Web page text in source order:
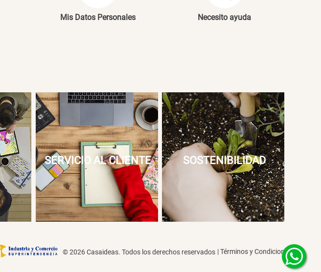
Mis Datos Personales Necesito ayuda
SERVICIO AL CLIENTE SOSTENIBILIDAD
© 2026 Casaideas. Todos los derechos reservados |Términos y Condiciones